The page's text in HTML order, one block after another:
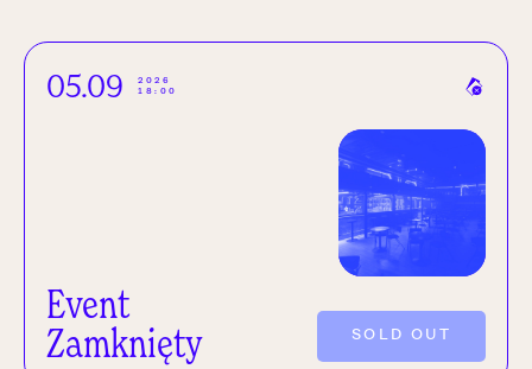
05.09
2026
18:00
Event
Zamknięty
SOLD OUT